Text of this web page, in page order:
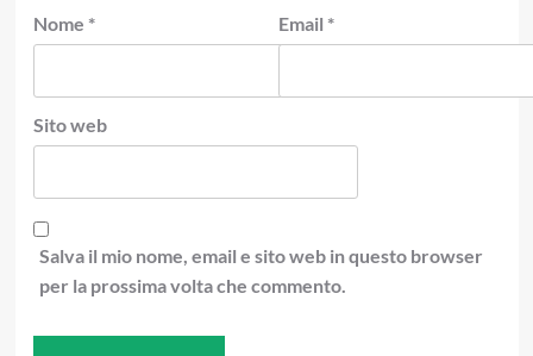
Nome * Email *
Sito web
Salva il mio nome, email e sito web in questo browser
per la prossima volta che commento.